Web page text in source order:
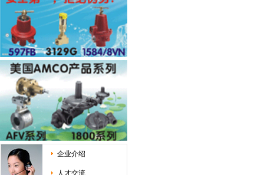
企业介绍
人才交流